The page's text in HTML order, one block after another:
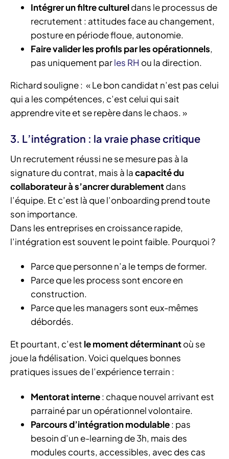
Intégrer un filtre cultureldans le processus de
recrutement : attitudes face au changement,
posture en période floue, autonomie.
Faire valider les profils par les opérationnels,
pas uniquement parles RH ou la direction.
Richard souligne : « Le bon candidat n’est pas celui
qui a les compétences, c’est celui qui sait
apprendre vite et se repère dans le chaos. »
3. L’intégration : la vraie phase critique
Un recrutement réussi ne se mesure pas à la
signature du contrat, mais à lacapacité du
collaborateur à s’ancrer durablementdans
l’équipe. Et c’est là que l’onboarding prend toute
son importance.
Dans les entreprises en croissance rapide,
l’intégration est souvent le point faible. Pourquoi ?
Parce que personne n’a le temps de former.
Parce que les process sont encore en
construction.
Parce que les managers sont eux-mêmes
débordés.
Et pourtant, c’est le moment déterminantoù se
joue la fidélisation. Voici quelques bonnes
pratiques issues de l’expérience terrain :
Mentorat interne: chaque nouvel arrivant est
parrainé par un opérationnel volontaire.
Parcours d’intégration modulable: pas
besoin d’un e-learning de 3h, mais des
modules courts, accessibles, avec des cas